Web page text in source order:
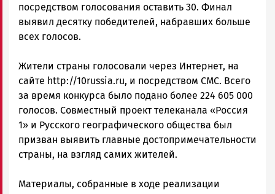
посредством голосования оставить 30. Финал
выявил десятку победителей, набравших больше
всех голосов.
Жители страны голосовали через Интернет, на
сайте http://10russia.ru, и посредством СМС. Всего
за время конкурса было подано более 224 605 000
голосов. Совместный проект телеканала «Россия
1» и Русского географического общества был
призван выявить главные достопримечательности
страны, на взгляд самих жителей.
Материалы, собранные в ходе реализации